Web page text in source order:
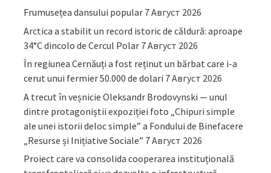
Frumusețea dansului popular 7 Август 2026
Arctica a stabilit un record istoric de căldură: aproape
34°C dincolo de Cercul Polar 7 Август 2026
În regiunea Cernăuți a fost reținut un bărbat care i-a
cerut unui fermier 50.000 de dolari 7 Август 2026
A trecut în veșnicie Oleksandr Brodovynski — unul
dintre protagoniștii expoziției foto „Chipuri simple
ale unei istorii deloc simple” a Fondului de Binefacere
„Resurse și Inițiative Sociale” 7 Август 2026
Proiect care va consolida cooperarea instituțională